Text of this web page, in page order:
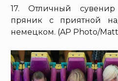
17. Отличный
пряник с приятной
немецком. (AP Photo/